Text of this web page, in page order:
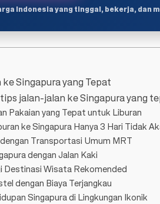
Indonesia yang tinggal, bekerja, dan
Singapura yang Tepat
jalan-jalan ke Singapura yang
Pakaian yang Tepat untuk Liburan
ke Singapura Hanya 3 Hari Tidak
Transportasi Umum MRT
dengan Jalan Kaki
Destinasi Wisata Rekomended
dengan Biaya Terjangkau
Singapura di Lingkungan Ikonik